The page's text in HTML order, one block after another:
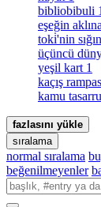
bibliobibuli 1
eşeğin
toki̇'nin
üçüncü
yeşil kart 1
kaçış
kamu
fazlasını yükle
sıralama
normal sıralama
beğenilmeyenler